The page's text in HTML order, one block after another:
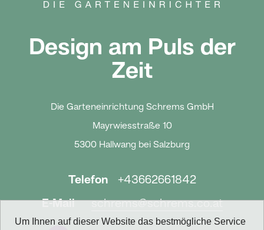
Design am Puls der
Zeit
Die Garteneinrichtung Schrems GmbH
Mayrwiesstraße 10
5300 Hallwang bei Salzburg
Telefon
+43662661842
E-Mail
schrems@schrems.co.at
Um Ihnen auf dieser Website das bestmögliche Service